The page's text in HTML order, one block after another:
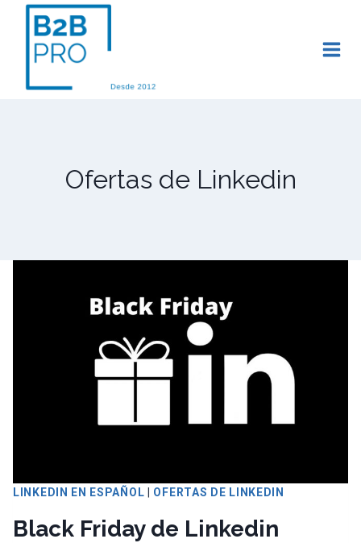
Saltar
contenido
Ofertas de Linkedin
LINKEDIN EN ESPAÑOL OFERTAS DE LINKEDIN
Black Friday de Linkedin